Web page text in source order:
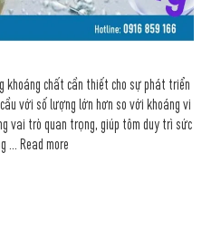
khoáng chất cần thiết cho sự phát triển
với số lượng lớn hơn so với khoáng vi
vai trò quan trọng, giúp tôm duy trì sức
… Read more